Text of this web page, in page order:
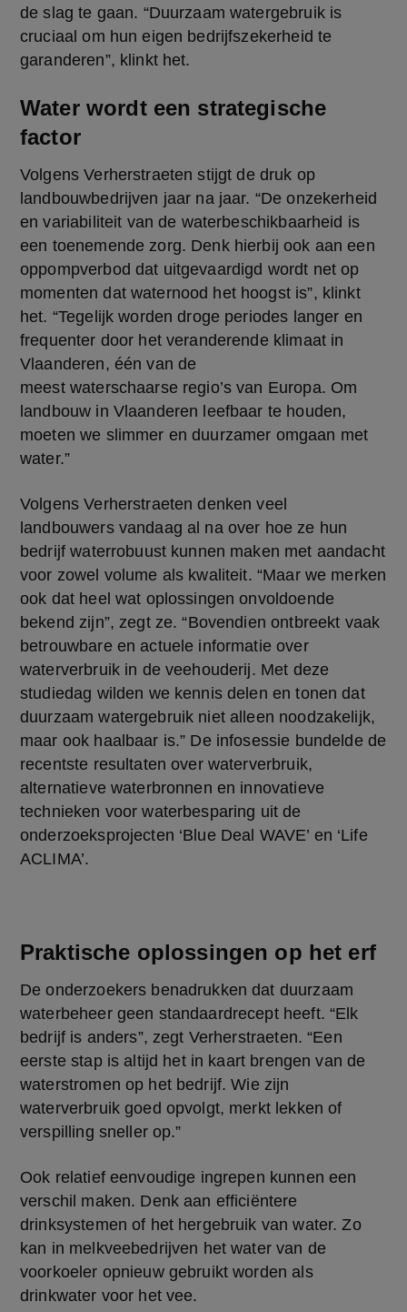
de slag te gaan. “Duurzaam watergebruik is
cruciaal om hun eigen bedrijfszekerheid te
garanderen”, klinkt het.
Water wordt een strategische
factor
Volgens Verherstraeten stijgt de druk op
landbouwbedrijven jaar na jaar. “De onzekerheid
en variabiliteit van de waterbeschikbaarheid is
een toenemende zorg. Denk hierbij ook aan een
oppompverbod dat uitgevaardigd wordt net op
momenten dat waternood het hoogst is”, klinkt
het. “Tegelijk worden droge periodes langer en
frequenter door het veranderende klimaat in
Vlaanderen, één van de
meest waterschaarse regio’s van Europa. Om
landbouw in Vlaanderen leefbaar te houden,
moeten we slimmer en duurzamer omgaan met
water.”
Volgens Verherstraeten denken veel
landbouwers vandaag al na over hoe ze hun
bedrijf waterrobuust kunnen maken met aandacht
voor zowel volume als kwaliteit. “Maar we merken
ook dat heel wat oplossingen onvoldoende
bekend zijn”, zegt ze. “Bovendien ontbreekt vaak
betrouwbare en actuele informatie over
waterverbruik in de veehouderij. Met deze
studiedag wilden we kennis delen en tonen dat
duurzaam watergebruik niet alleen noodzakelijk,
maar ook haalbaar is.” De infosessie bundelde de
recentste resultaten over waterverbruik,
alternatieve waterbronnen en innovatieve
technieken voor waterbesparing uit de
onderzoeksprojecten ‘Blue Deal WAVE’ en ‘Life
ACLIMA’.
Praktische oplossingen op het erf
De onderzoekers benadrukken dat duurzaam
waterbeheer geen standaardrecept heeft. “Elk
bedrijf is anders”, zegt Verherstraeten. “Een
eerste stap is altijd het in kaart brengen van de
waterstromen op het bedrijf. Wie zijn
waterverbruik goed opvolgt, merkt lekken of
verspilling sneller op.”
Ook relatief eenvoudige ingrepen kunnen een
verschil maken. Denk aan efficiëntere
drinksystemen of het hergebruik van water. Zo
kan in melkveebedrijven het water van de
voorkoeler opnieuw gebruikt worden als
drinkwater voor het vee.